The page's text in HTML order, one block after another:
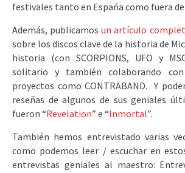
festivales tanto en España como fuera
Además, publicamosun artículo
sobre los discos clave de la historia de
historia (con SCORPIONS, UFO y
solitario y también colaborando
proyectos como CONTRABAND. Y
reseñas de algunos de sus geniales
fueron “Revelation” e “Inmortal”.
También hemos entrevistado varias
como podemos leer / escuchar en
entrevistas geniales al maestro: